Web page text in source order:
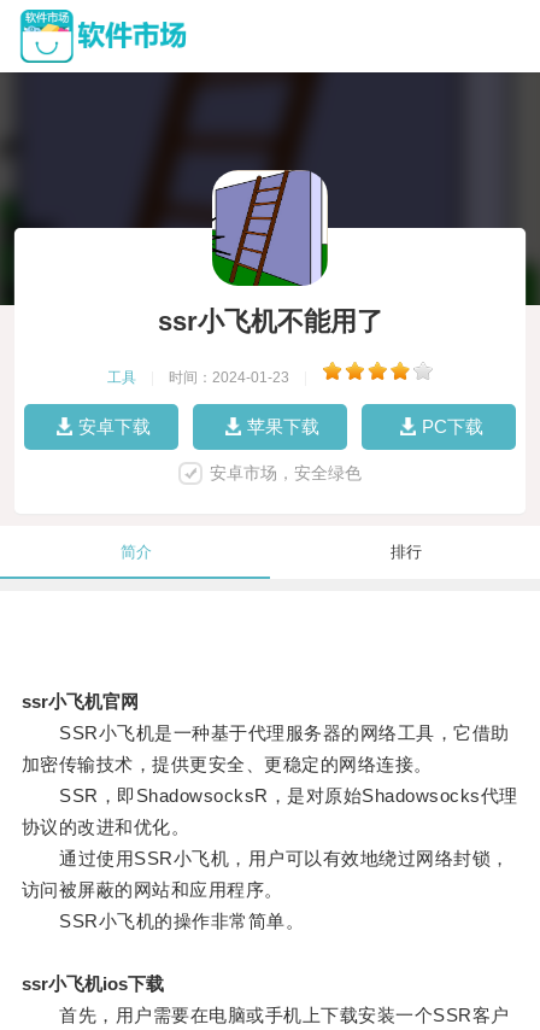
ssr小飞机不能用了
工具 时间：2024-01-23
安卓下载 苹果下载 PC下载
安卓市场，安全绿色
简介 排行
ssr小飞机官网
SSR小飞机是一种基于代理服务器的网络工具，它借助
加密传输技术，提供更安全、更稳定的网络连接。
SSR，即ShadowsocksR，是对原始Shadowsocks代理
协议的改进和优化。
通过使用SSR小飞机，用户可以有效地绕过网络封锁，
访问被屏蔽的网站和应用程序。
SSR小飞机的操作非常简单。
ssr小飞机ios下载
首先，用户需要在电脑或手机上下载安装一个SSR客户